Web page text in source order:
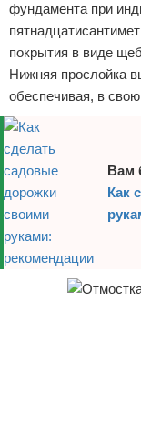
Личность
Условия
Отказ от
фундамента при
покрытия в виде
Нижняя прослойка
обеспечивая, в
Вам
Как